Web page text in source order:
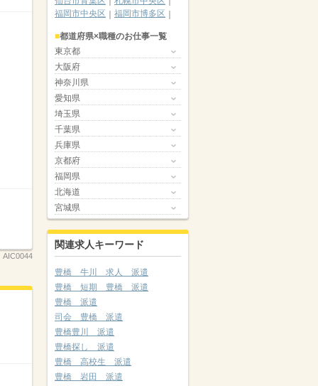
AIC0044
福岡市中央区
福岡市博多区
都道府県×職種のお仕事一覧
東京都
大阪府
神奈川県
愛知県
埼玉県
千葉県
兵庫県
京都府
福岡県
北海道
宮城県
関連求人キーワード
豊橋 牛川 求人 派遣
豊橋 短期 豊橋 派遣
豊橋 派遣
司会 豊橋 派遣
豊橋豊川 派遣
豊橋探し 派遣
豊橋 高校生 派遣
豊橋 岩田 派遣